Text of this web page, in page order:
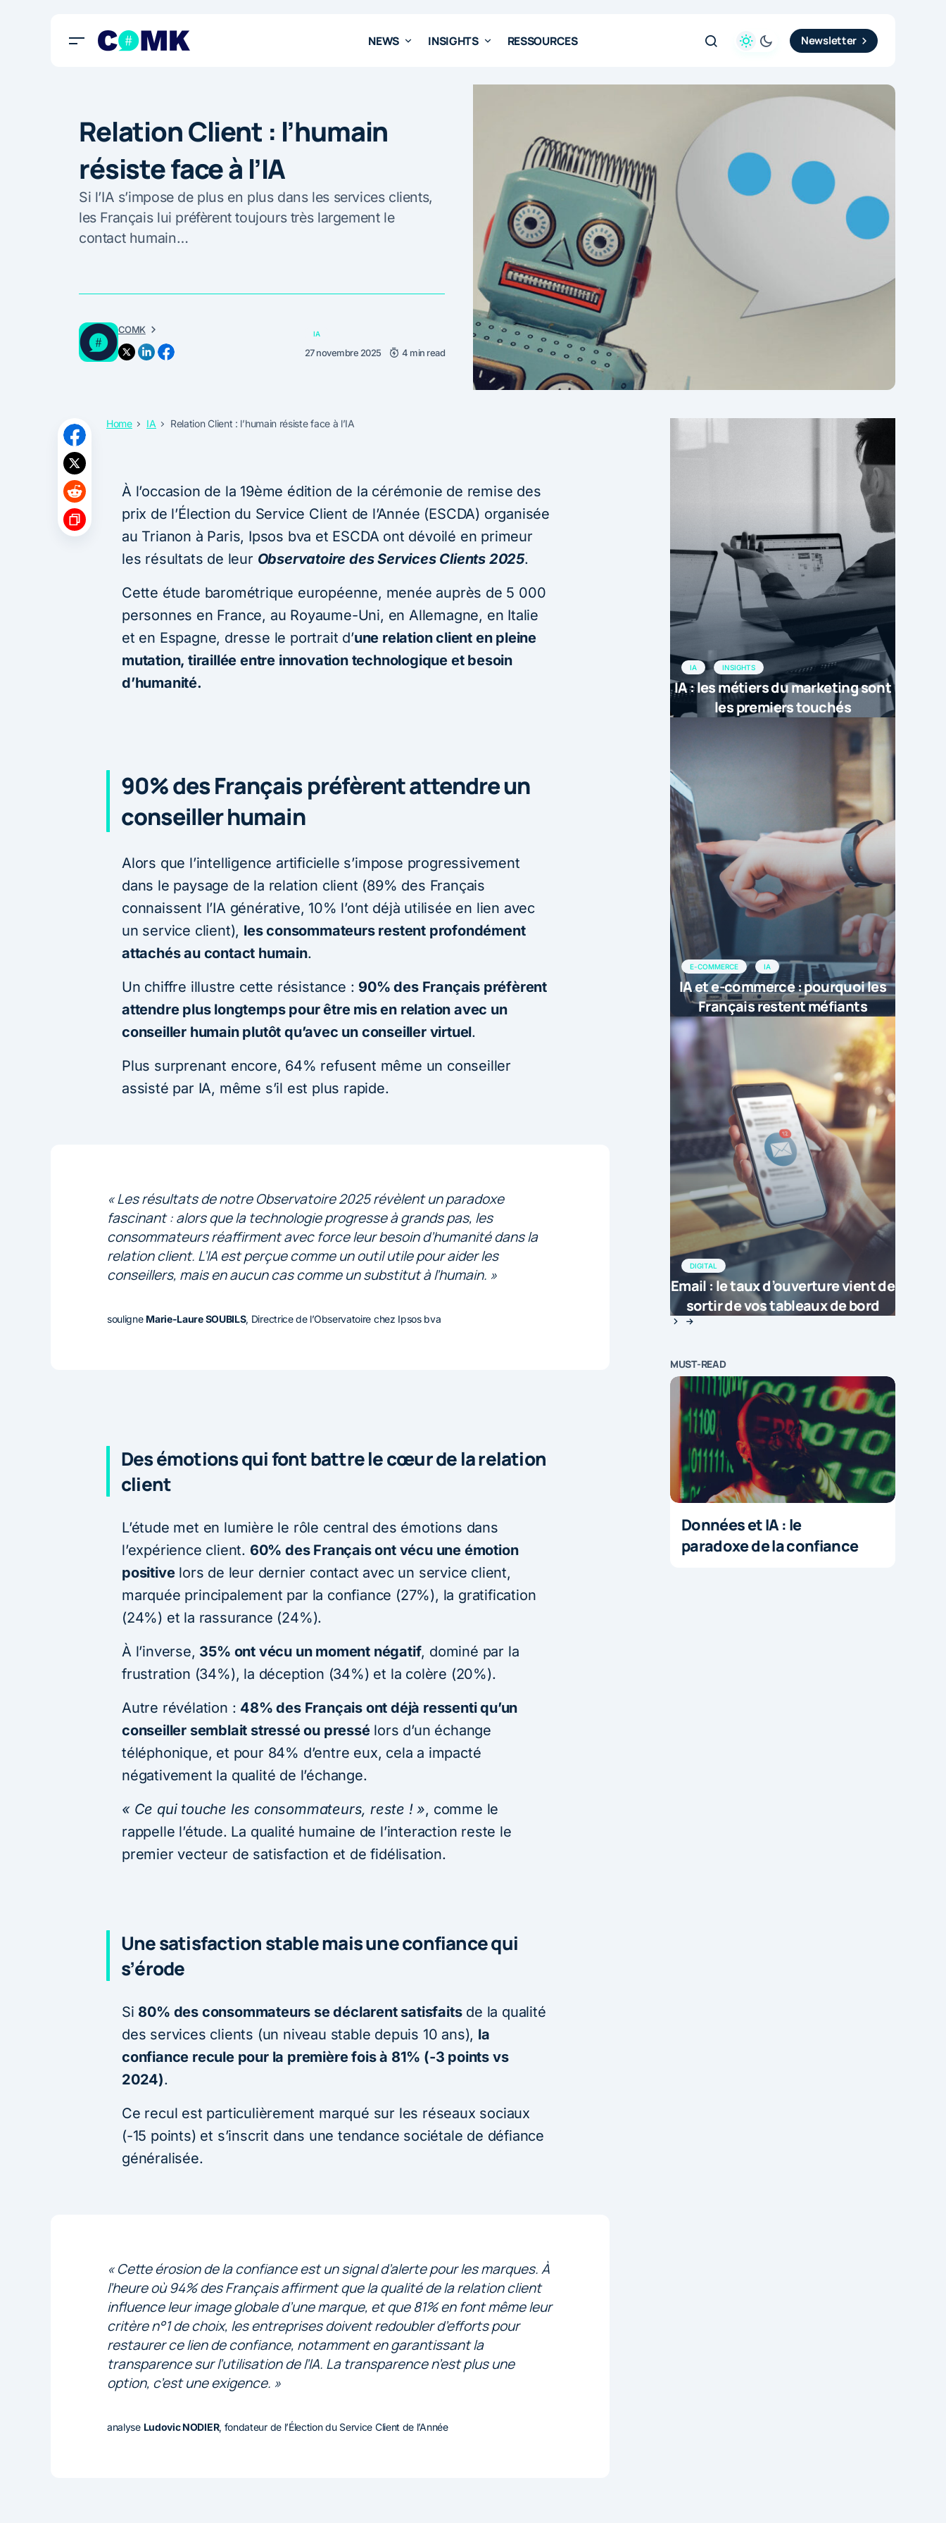
NEWS INSIGHTS RESSOURCES Newsletter
Relation Client : l’humain
résiste face à l’IA
Si l’IA s’impose de plus en plus dans les services clients,
les Français lui préfèrent toujours très largement le
contact humain…
COMK IA
27 novembre 2025 4 min read
Home IA Relation Client : l’humain résiste face à l’IA
À l’occasion de la 19ème édition de la cérémonie de remise des
prix de l’Élection du Service Client de l’Année (ESCDA) organisée
au Trianon à Paris, Ipsos bva et ESCDA ont dévoilé en primeur
les résultats de leur Observatoire des Services Clients 2025.
Cette étude barométrique européenne, menée auprès de 5 000
personnes en France, au Royaume-Uni, en Allemagne, en Italie
et en Espagne, dresse le portrait d’une relation client en pleine
mutation, tiraillée entre innovation technologique et besoin
d’humanité.
90% des Français préfèrent attendre un
conseiller humain
Alors que l’intelligence artificielle s’impose progressivement
dans le paysage de la relation client (89% des Français
connaissent l’IA générative, 10% l’ont déjà utilisée en lien avec
un service client), les consommateurs restent profondément
attachés au contact humain.
Un chiffre illustre cette résistance : 90% des Français préfèrent
attendre plus longtemps pour être mis en relation avec un
conseiller humain plutôt qu’avec un conseiller virtuel.
Plus surprenant encore, 64% refusent même un conseiller
assisté par IA, même s’il est plus rapide.
« Les résultats de notre Observatoire 2025 révèlent un paradoxe
fascinant : alors que la technologie progresse à grands pas, les
consommateurs réaffirment avec force leur besoin d’humanité dans la
relation client. L’IA est perçue comme un outil utile pour aider les
conseillers, mais en aucun cas comme un substitut à l’humain. »
souligne Marie-Laure SOUBILS, Directrice de l’Observatoire chez Ipsos bva
Des émotions qui font battre le cœur de la relation
client
L’étude met en lumière le rôle central des émotions dans
l’expérience client. 60% des Français ont vécu une émotion
positivelors de leur dernier contact avec un service client,
marquée principalement par la confiance (27%), la gratification
(24%) et la rassurance (24%).
À l’inverse, 35% ont vécu un moment négatif, dominé par la
frustration (34%), la déception (34%) et la colère (20%).
Autre révélation : 48% des Français ont déjà ressenti qu’un
conseiller semblait stressé ou pressélors d’un échange
téléphonique, et pour 84% d’entre eux, cela a impacté
négativement la qualité de l’échange.
« Ce qui touche les consommateurs, reste ! », comme le
rappelle l’étude. La qualité humaine de l’interaction reste le
premier vecteur de satisfaction et de fidélisation.
Une satisfaction stable mais une confiance qui
s’érode
Si 80% des consommateurs se déclarent satisfaitsde la qualité
des services clients (un niveau stable depuis 10 ans), la
confiance recule pour la première fois à 81% (-3 points vs
2024).
Ce recul est particulièrement marqué sur les réseaux sociaux
(-15 points) et s’inscrit dans une tendance sociétale de défiance
généralisée.
« Cette érosion de la confiance est un signal d’alerte pour les marques. À
l’heure où 94% des Français affirment que la qualité de la relation client
influence leur image globale d’une marque, et que 81% en font même leur
critère n°1 de choix, les entreprises doivent redoubler d’efforts pour
restaurer ce lien de confiance, notamment en garantissant la
transparence sur l’utilisation de l’IA. La transparence n’est plus une
option, c’est une exigence. »
analyse Ludovic NODIER, fondateur de l’Élection du Service Client de l’Année
IA INSIGHTS
IA : les métiers du marketing sont
les premiers touchés
E-COMMERCE IA
IA et e-commerce : pourquoi les
Français restent méfiants
DIGITAL
Email : le taux d’ouverture vient de
sortir de vos tableaux de bord
MUST-READ
Données et IA : le
paradoxe de la confiance